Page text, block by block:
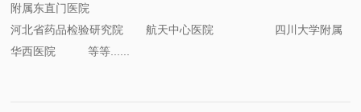
附属东直门医院
河北省药品检验研究院 航天中心医院 四川大学附属
华西医院 等等......